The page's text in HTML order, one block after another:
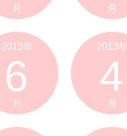
月 月
2013年
6
月
2013
4
月